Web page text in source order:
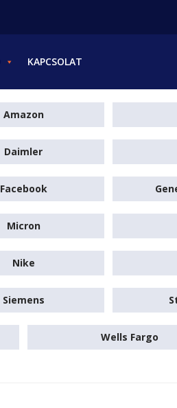
KAPCSOLAT
Amazon
Daimler
Facebook
Micron
Nike
Siemens
Wells Fargo